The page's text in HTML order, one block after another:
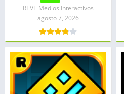
RTVE Medios Interactivos
agosto 7, 2026